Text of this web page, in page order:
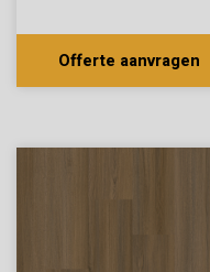
Offerte aanvragen